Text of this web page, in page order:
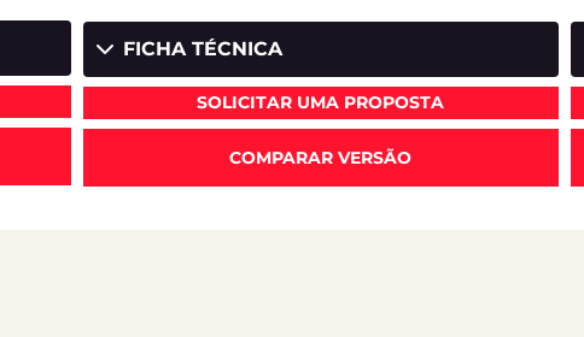
FICHA TÉCNICA
SOLICITAR UMA PROPOSTA
COMPARAR VERSÃO